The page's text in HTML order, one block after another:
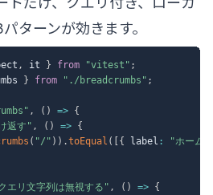
ターンが効きます。
, it } from "vitest" ;
} from "./breadcrumbs" ;
, ( ) => {
返す" , ( ) => {
( "/" ) ) .toEqual ( { label : "ホーム"
エリ文字列は無視する" , ( ) => {